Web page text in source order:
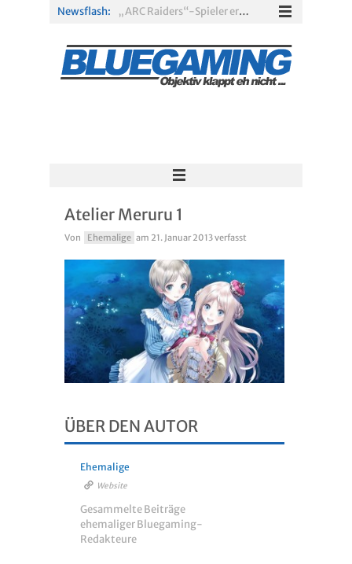
Newsflash:
„ARC Raiders“-Spieler erhalten exklusives Outfit für „The Finals“
PS5-Disc vor dem Aus: Warum der Fan-Protest gegen Sony ins Leere läuft
„Borderlands 4“ trifft „Subnautica“: Kostenloses Update schickt euch in die Tiefsee
Xbox Game Pass: Diese neuen Spiele erscheinen im August 2026
Atelier Meruru 1
Von Ehemalige am 21. Januar 2013verfasst
ÜBER DEN AUTOR
Ehemalige
Website
Gesammelte Beiträge
ehemaliger Bluegaming-
Redakteure